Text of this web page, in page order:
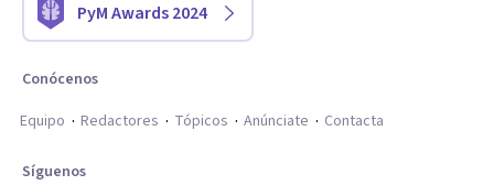
PyM Awards 2024
Conócenos
Equipo
Redactores Tópicos Anúnciate Contacta
Síguenos